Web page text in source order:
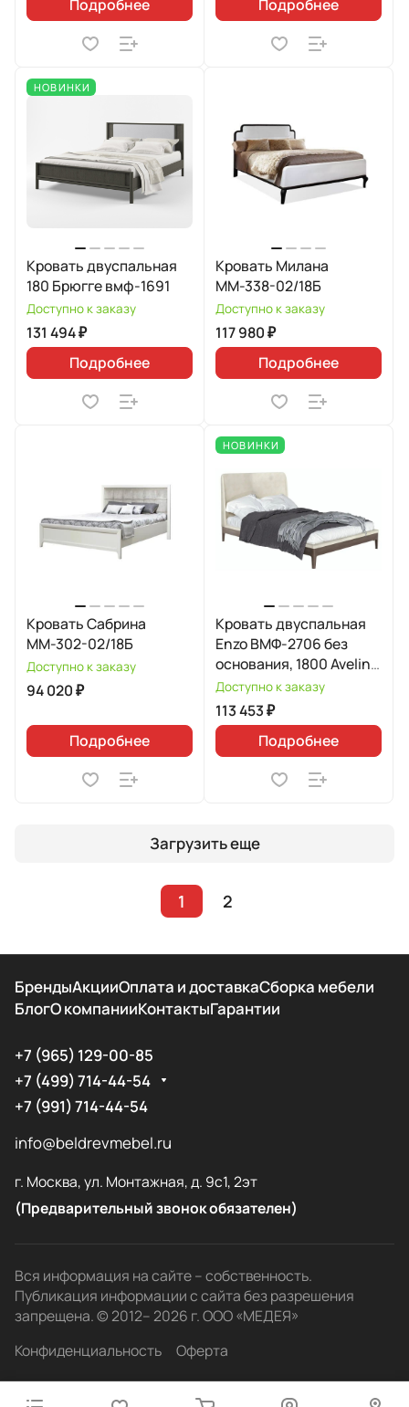
Подробнее
Подробнее
НОВИНКИ
Кровать двуспальная
180 Брюгге вмф-1691
Доступно к заказу
131 494 ₽
Подробнее
Кровать Милана
ММ-338-02/18Б
Доступно к заказу
117 980 ₽
Подробнее
Кровать Сабрина
ММ-302-02/18Б
Доступно к заказу
94 020 ₽
Подробнее
НОВИНКИ
Кровать двуспальная
Enzo ВМФ-2706 без
основания, 1800 Avelina
9534
Доступно к заказу
113 453 ₽
Подробнее
Загрузить еще
1 2
БрендыАкцииОплата и доставкаСборка мебели
БлогО компанииКонтактыГарантии
+7 (965) 129-00-85
+7 (499) 714-44-54
+7 (991) 714-44-54
info@beldrevmebel.ru
г. Москва, ул. Монтажная, д. 9с1, 2эт
(Предварительный звонок обязателен)
Вся информация на сайте – собственность.
Публикация информации с сайта без разрешения
запрещена. © 2012– 2026 г. ООО «МЕДЕЯ»
Конфиденциальность
Оферта